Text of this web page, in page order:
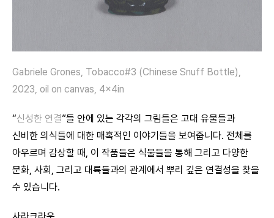
Gabriele Grones, Tobacco#3 (Chinese Snuff Bottle),
2023, oil on canvas, 4x4in
“신성한 연결”들 안에 있는 각각의 그림들은 고대 유물들과
신비한 의식들에 대한 매혹적인 이야기들을 보여줍니다. 전체를
아우르며 감상할 때, 이 작품들은 식물들을 통해 그리고 다양한
문화, 사회, 그리고 대륙들과의 관계에서 뿌리 깊은 연결성을 찾을
수 있습니다.